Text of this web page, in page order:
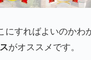
にすればよいのか
がオススメです。